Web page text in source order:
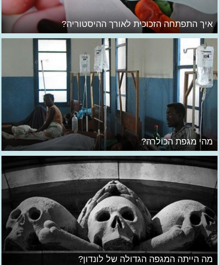
איך התפתחה הזכוכית לאורך ההיסטוריה?
מהי מגפת הכולרה?
מה הייתה המגפה הגדולה של לונדון?